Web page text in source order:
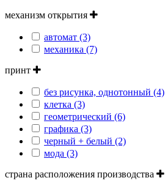
механизм открытия
автомат (3)
механика (7)
принт
без рисунка, однотонный (4)
клетка (3)
геометрический (6)
графика (3)
черный + белый (2)
мода (3)
страна расположения производства